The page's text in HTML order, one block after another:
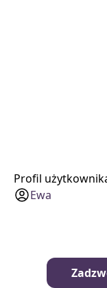
Profil
Ewa